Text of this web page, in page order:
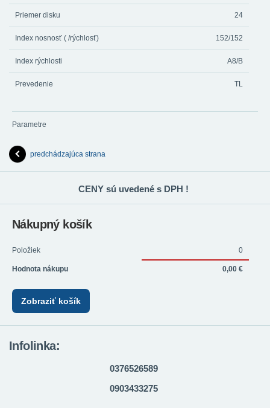
Priemer disku 24
Index nosnosť ( /rýchlosť) 152/152
Index rýchlosti A8/B
Prevedenie TL
Parametre
predchádzajúca strana
CENY sú uvedené s DPH !
Nákupný košík
Položiek 0
Hodnota nákupu 0,00 €
Zobraziť košík
Infolinka:
0376526589
0903433275